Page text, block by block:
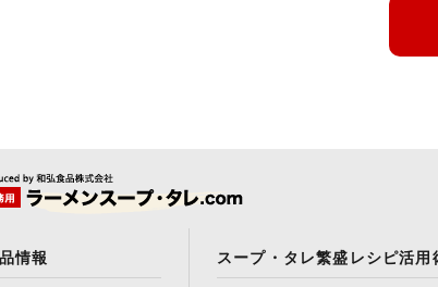
情報 スープ・タレ繁盛レシピ活用